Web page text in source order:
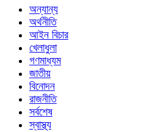
অন্যান্য
অর্থনীতি
আইন বিচার
খেলাধুলা
গণমাধ্যম
জাতীয়
বিনোদন
রাজনীতি
সর্বশেষ
স্বাস্থ্য